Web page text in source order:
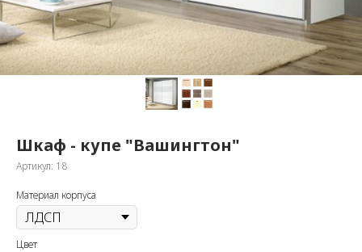
Шкаф - купе "Вашингтон"
Артикул: 18
Материал корпуса
Цвет